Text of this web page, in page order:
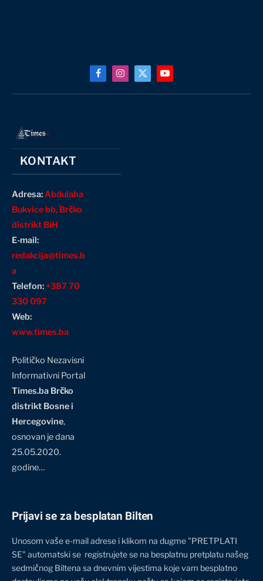
FacebookInstagram
X
YouTube
KONTAKT
Adresa:Abdulaha
Bukvice bb, Brčko
distrikt BiH
E-mail:
redakcija@times.b
a
Telefon:+387 70
330 097
Web:
www.times.ba
Političko Nezavisni
Informativni Portal
Times.ba Brčko
distrikt Bosne i
Hercegovine,
osnovan je dana
25.05.2020.
godine…
Prijavi se za besplatan Bilten
Unosom vaše e-mail adrese i klikom na dugme "PRETPLATI
SE" automatski se registrujete se na besplatnu pretplatu našeg
sedmičnog Biltena sa dnevnim vijestima koje vam besplatno